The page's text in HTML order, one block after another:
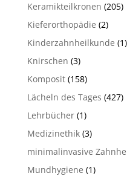
Keramikteilkronen (205)
Kieferorthopädie (2)
Kinderzahnheilkunde (1)
Knirschen (3)
Komposit(158)
Lächeln des Tages (427)
Lehrbücher(1)
Medizinethik(3)
minimalinvasive
Mundhygiene (1)